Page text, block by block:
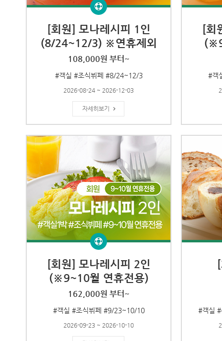
[회원] 모나레시피 1인
(8/24~12/3) ※연휴제외
108,000원 부터~
#객실 #조식뷔페 #8/24~12/3
2026-08-24 ~ 2026-12-03
자세히보기
[회
#객
[회원] 모나레시피 2인
(※9~10월 연휴전용)
162,000원 부터~
#객실 #조식뷔페 #9/23~10/10
2026-09-23 ~ 2026-10-10
#객실